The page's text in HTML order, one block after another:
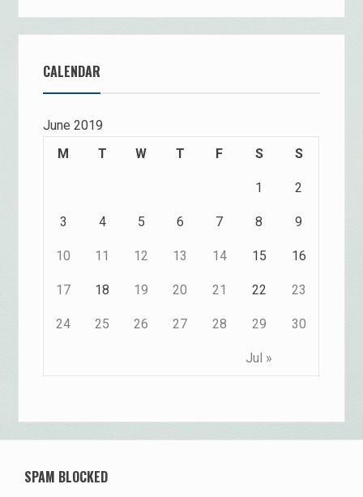
CALENDAR
June 2019
M
T W T F S S
Jul »
1 2
3 4 5 6 7 8 9
10 11 12 13 14 15 16
17 18 19 20 21 22 23
24 25 26 27 28 29 30
SPAM BLOCKED